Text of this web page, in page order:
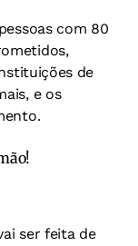
com 80
de
e os
ser feita de